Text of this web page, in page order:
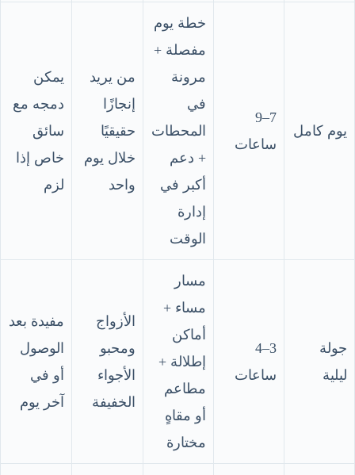
يوم كامل
7–9
ساعات
خطة يوم
مفصلة +
مرونة
في
المحطات
+ دعم
أكبر في
إدارة
الوقت
من يريد
إنجازًا
حقيقيًا
خلال يوم
واحد
يمكن
دمجه مع
سائق
خاص إذا
لزم
جولة
ليلية
3–4
ساعات
مسار
مساء +
أماكن
إطلالة +
مطاعم
أو مقاهٍ
مختارة
الأزواج
ومحبو
الأجواء
الخفيفة
مفيدة بعد
الوصول
أو في
آخر يوم